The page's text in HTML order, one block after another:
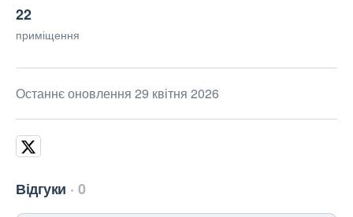
22
приміщення
Останнє оновлення 29 квітня 2026
Відгуки 0